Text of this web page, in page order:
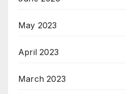
May 2023
April 2023
March 2023